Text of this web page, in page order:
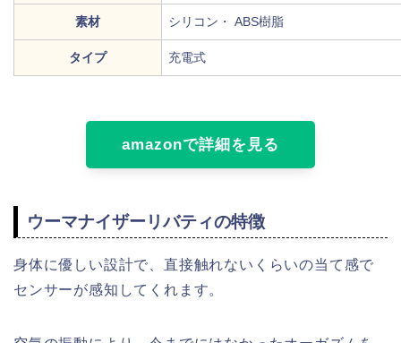
素材 シリコン・ ABS樹脂
タイプ 充電式
amazonで詳細を見る
ウーマナイザーリバティの特徴
身体に優しい設計で、直接触れないくらいの当て感で
センサーが感知してくれます。